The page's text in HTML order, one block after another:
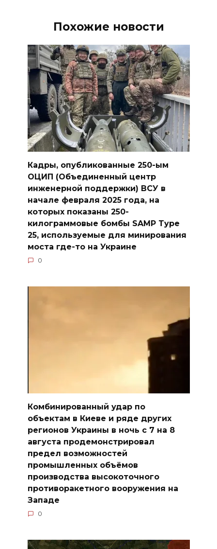
Похожие новости
Кадры, опубликованные 250-ым
ОЦИП (Объединенный центр
инженерной поддержки) ВСУ в
начале февраля 2025 года, на
которых показаны 250-
килограммовые бомбы SAMP Type
25, используемые для минирования
моста где-то на Украине
0
Комбинированный удар по
объектам в Киеве и ряде других
регионов Украины в ночь с 7 на 8
августа продемонстрировал
предел возможностей
промышленных объёмов
производства высокоточного
противоракетного вооружения на
Западе
0